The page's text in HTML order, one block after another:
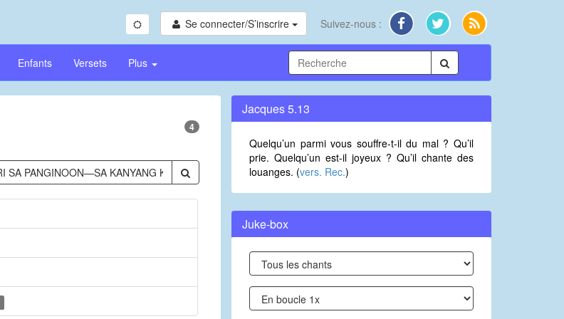
Se connecter/S’inscrire Suivez-nous :
Enfants Versets Plus
4
Jacques 5.13
Quelqu’un parmi vous souffre-t-il du mal ? Qu’il
prie. Quelqu’un est-il joyeux ? Qu’il chante des
louanges. (vers. Rec.)
Juke-box